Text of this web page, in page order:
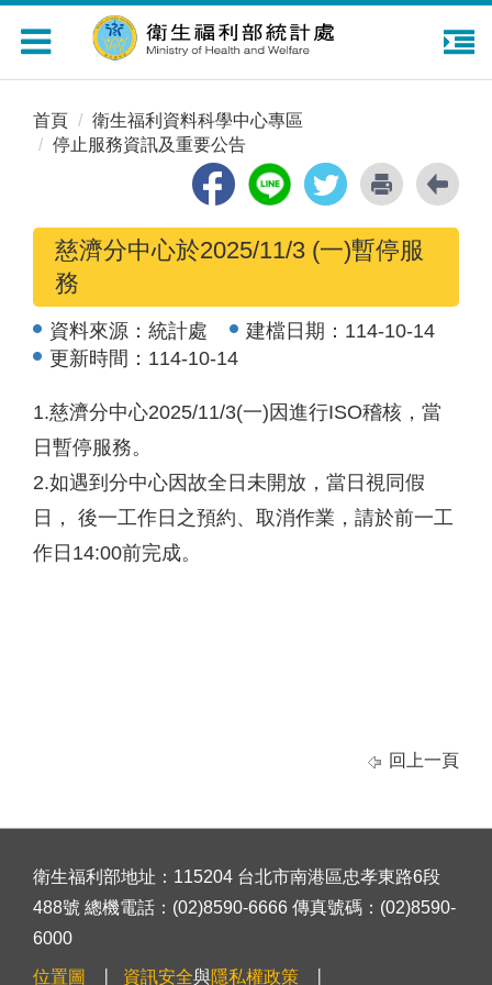
Toggle
navigation
首頁
衛生福利資料科學中心專區
停止服務資訊及重要公告
慈濟分中心於2025/11/3 (一)暫停服
務
資料來源： 統計處 建檔日期： 114-10-14
更新時間： 114-10-14
1.慈濟分中心2025/11/3(一)因進行ISO稽核，當
日暫停服務。
2.如遇到分中心因故全日未開放，當日視同假
日， 後一工作日之預約、取消作業，請於前一工
作日14:00前完成。
回上一頁
衛生福利部地址：115204 台北市南港區忠孝東路6段
488號 總機電話：(02)8590-6666 傳真號碼：(02)8590-
6000
位置圖 資訊安全與隱私權政策